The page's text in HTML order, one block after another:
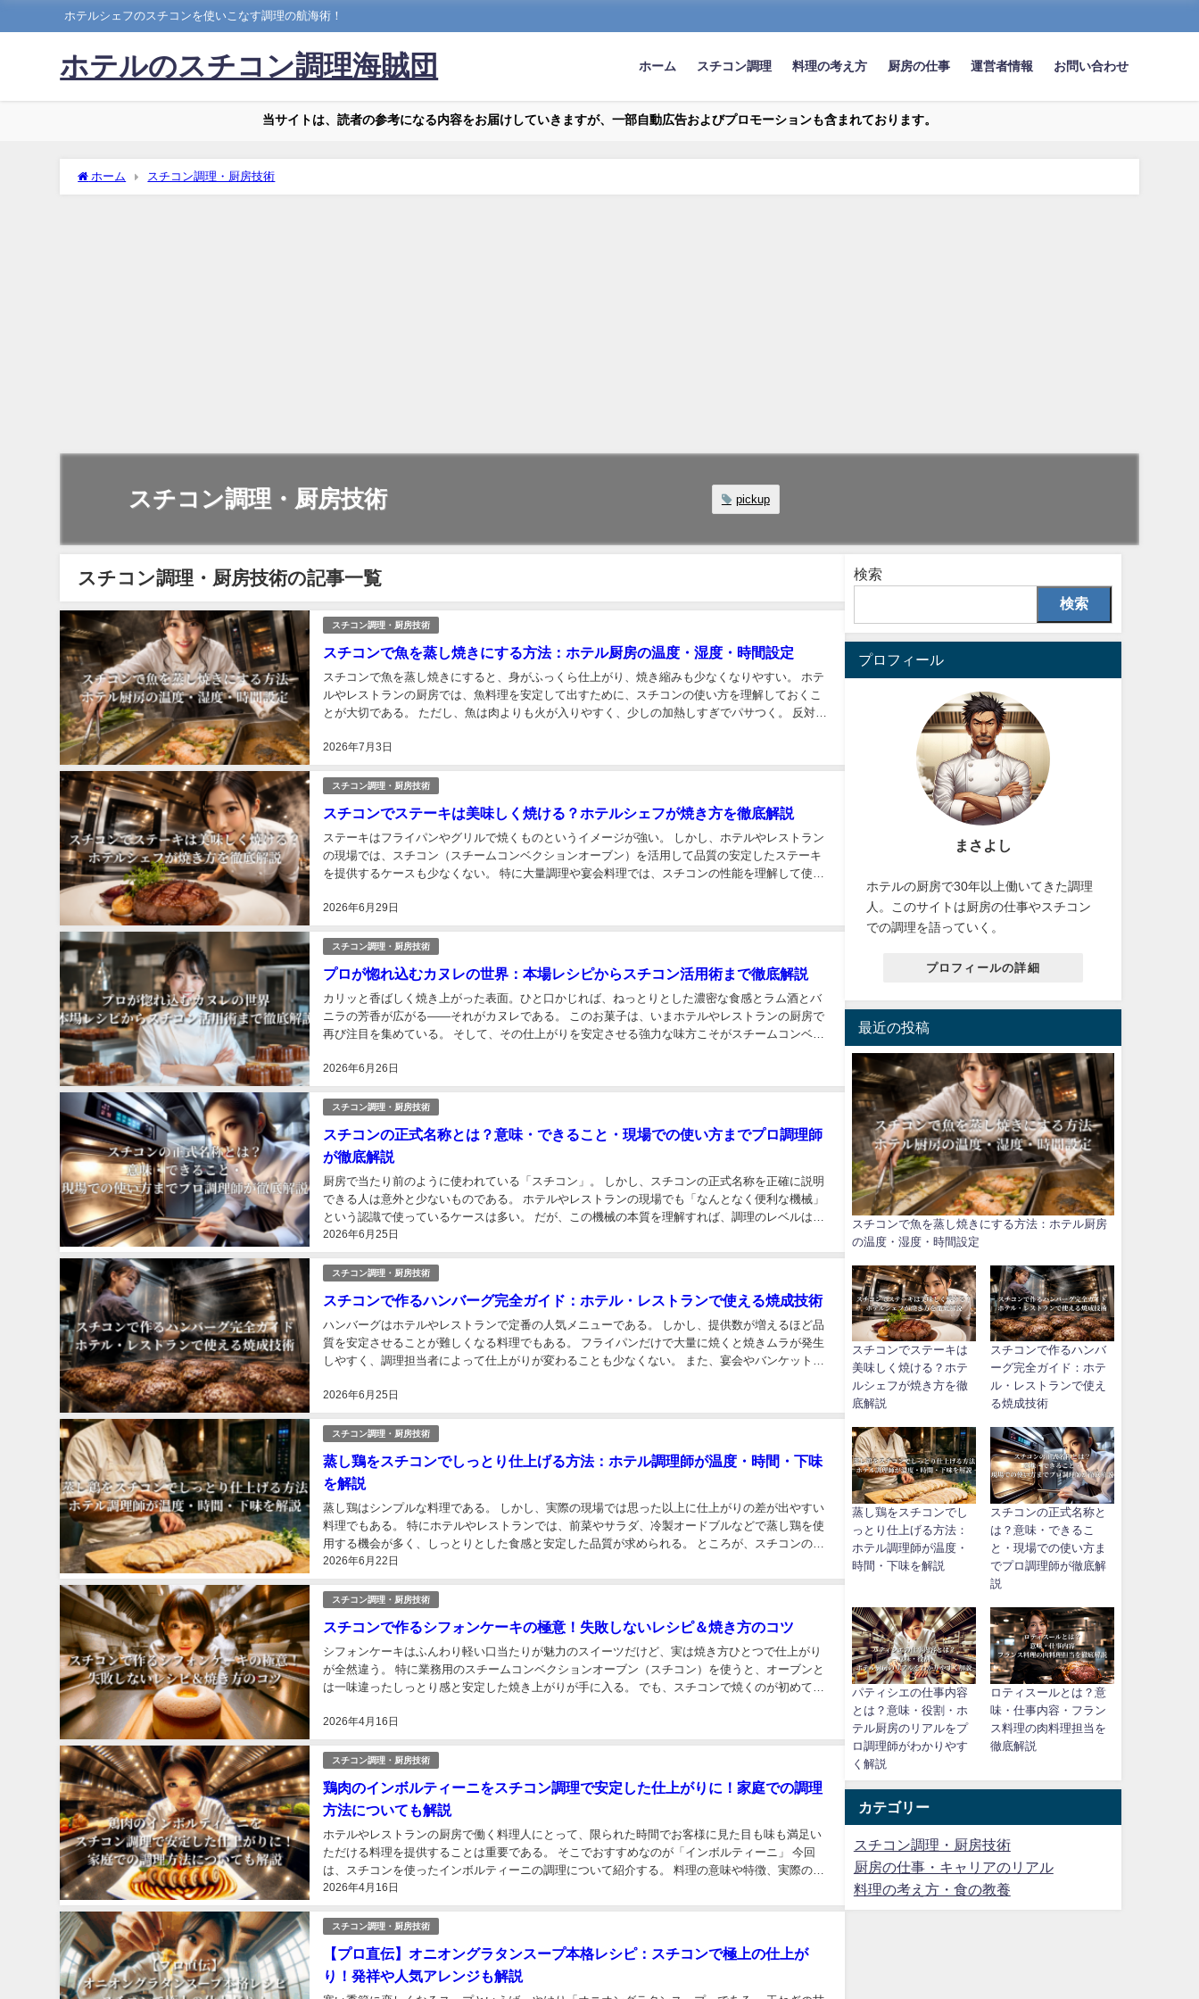
ホテルシェフのスチコンを使いこなす調理の航海術！
ホテルのスチコン調理海賊団 ホーム スチコン調理 料理の考え方 厨房の仕事 運営者情報 お問い合わせ
当サイトは、読者の参考になる内容をお届けしていきますが、一部自動広告およびプロモーションも含まれております。
ホーム スチコン調理・厨房技術
スチコン調理・厨房技術 pickup
スチコン調理・厨房技術の記事一覧
スチコン調理・厨房技術
スチコンで魚を蒸し焼きにする方法：ホテル厨房の温度・湿度・時間設定
2026年7月3日
スチコンで魚を蒸し焼きにすると、身がふっくら仕上がり、焼き縮みも少なくなりやすい。 ホテ
ルやレストランの厨房では、魚料理を安定して出すために、スチコンの使い方を理解しておくこ
とが大切である。 ただし、魚は肉よりも火が入りやすく、少しの加熱しすぎでパサつく。 反対
スチコン調理・厨房技術
スチコンでステーキは美味しく焼ける？ホテルシェフが焼き方を徹底解説
2026年6月29日
ステーキはフライパンやグリルで焼くものというイメージが強い。 しかし、ホテルやレストラン
の現場では、スチコン（スチームコンベクションオーブン）を活用して品質の安定したステーキ
を提供するケースも少なくない。 特に大量調理や宴会料理では、スチコンの性能を理解して使い
スチコン調理・厨房技術
プロが惚れ込むカヌレの世界：本場レシピからスチコン活用術まで徹底解説
2026年6月26日
カリッと香ばしく焼き上がった表面。ひと口かじれば、ねっとりとした濃密な食感とラム酒とバ
ニラの芳香が広がる――それがカヌレである。 このお菓子は、いまホテルやレストランの厨房で
再び注目を集めている。 そして、その仕上がりを安定させる強力な味方こそがスチームコンベク
スチコン調理・厨房技術
スチコンの正式名称とは？意味・できること・現場での使い方までプロ調理師
が徹底解説
2026年6月25日
厨房で当たり前のように使われている「スチコン」。 しかし、スチコンの正式名称を正確に説明
できる人は意外と少ないものである。 ホテルやレストランの現場でも「なんとなく便利な機械」
という認識で使っているケースは多い。 だが、この機械の本質を理解すれば、調理のレベルは一
気に上がる。 なぜならスチコンは「ただのオーブン」ではな...
スチコン調理・厨房技術
スチコンで作るハンバーグ完全ガイド：ホテル・レストランで使える焼成技術
2026年6月25日
ハンバーグはホテルやレストランで定番の人気メニューである。 しかし、提供数が増えるほど品
質を安定させることが難しくなる料理でもある。 フライパンだけで大量に焼くと焼きムラが発生
しやすく、調理担当者によって仕上がりが変わることも少なくない。 また、宴会やバンケットで
スチコン調理・厨房技術
蒸し鶏をスチコンでしっとり仕上げる方法：ホテル調理師が温度・時間・下味
を解説
2026年6月22日
蒸し鶏はシンプルな料理である。 しかし、実際の現場では思った以上に仕上がりの差が出やすい
料理でもある。 特にホテルやレストランでは、前菜やサラダ、冷製オードブルなどで蒸し鶏を使
用する機会が多く、しっとりとした食感と安定した品質が求められる。 ところが、スチコンの設
定を間違えるとパサつきやドリップが発生し、歩留まりの低下...
スチコン調理・厨房技術
スチコンで作るシフォンケーキの極意！失敗しないレシピ＆焼き方のコツ
2026年4月16日
シフォンケーキはふんわり軽い口当たりが魅力のスイーツだけど、実は焼き方ひとつで仕上がり
が全然違う。 特に業務用のスチームコンベクションオーブン（スチコン）を使うと、オーブンと
は一味違ったしっとり感と安定した焼き上がりが手に入る。 でも、スチコンで焼くのが初めての
スチコン調理・厨房技術
鶏肉のインボルティーニをスチコン調理で安定した仕上がりに！家庭での調理
方法についても解説
2026年4月16日
ホテルやレストランの厨房で働く料理人にとって、限られた時間でお客様に見た目も味も満足い
ただける料理を提供することは重要である。 そこでおすすめなのが「インボルティーニ」 今回
は、スチコンを使ったインボルティーニの調理について紹介する。 料理の意味や特徴、実際の調
理方法までを具体的に解説するので、この記事を読めばすぐに現...
スチコン調理・厨房技術
【プロ直伝】オニオングラタンスープ本格レシピ：スチコンで極上の仕上が
り！発祥や人気アレンジも解説
検索
検索
プロフィール
まさよし
ホテルの厨房で30年以上働いてきた調理
人。このサイトは厨房の仕事やスチコン
での調理を語っていく。
プロフィールの詳細
最近の投稿
スチコンで魚を蒸し焼きにする方法：ホテル厨房
の温度・湿度・時間設定
スチコンでステーキは
美味しく焼ける？ホテ
ルシェフが焼き方を徹
底解説
スチコンで作るハンバ
ーグ完全ガイド：ホテ
ル・レストランで使え
る焼成技術
蒸し鶏をスチコンでし
っとり仕上げる方法：
ホテル調理師が温度・
時間・下味を解説
スチコンの正式名称と
は？意味・できるこ
と・現場での使い方ま
でプロ調理師が徹底解
説
パティシエの仕事内容
とは？意味・役割・ホ
テル厨房のリアルをプ
ロ調理師がわかりやす
く解説
ロティスールとは？意
味・仕事内容・フラン
ス料理の肉料理担当を
徹底解説
カテゴリー
スチコン調理・厨房技術
厨房の仕事・キャリアのリアル
料理の考え方・食の教養